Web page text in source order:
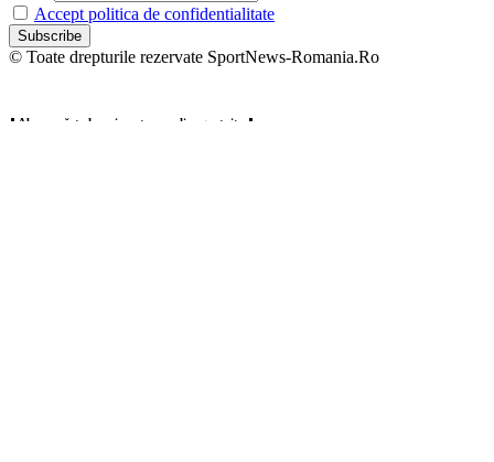
Accept politica de confidentialitate
© Toate drepturile rezervate SportNews-Romania.Ro
⬇️ Abonează-te la noi pentru analize gratuite ⬇️